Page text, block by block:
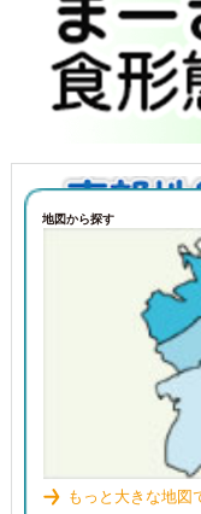
地図から探す
もっと大きな地図